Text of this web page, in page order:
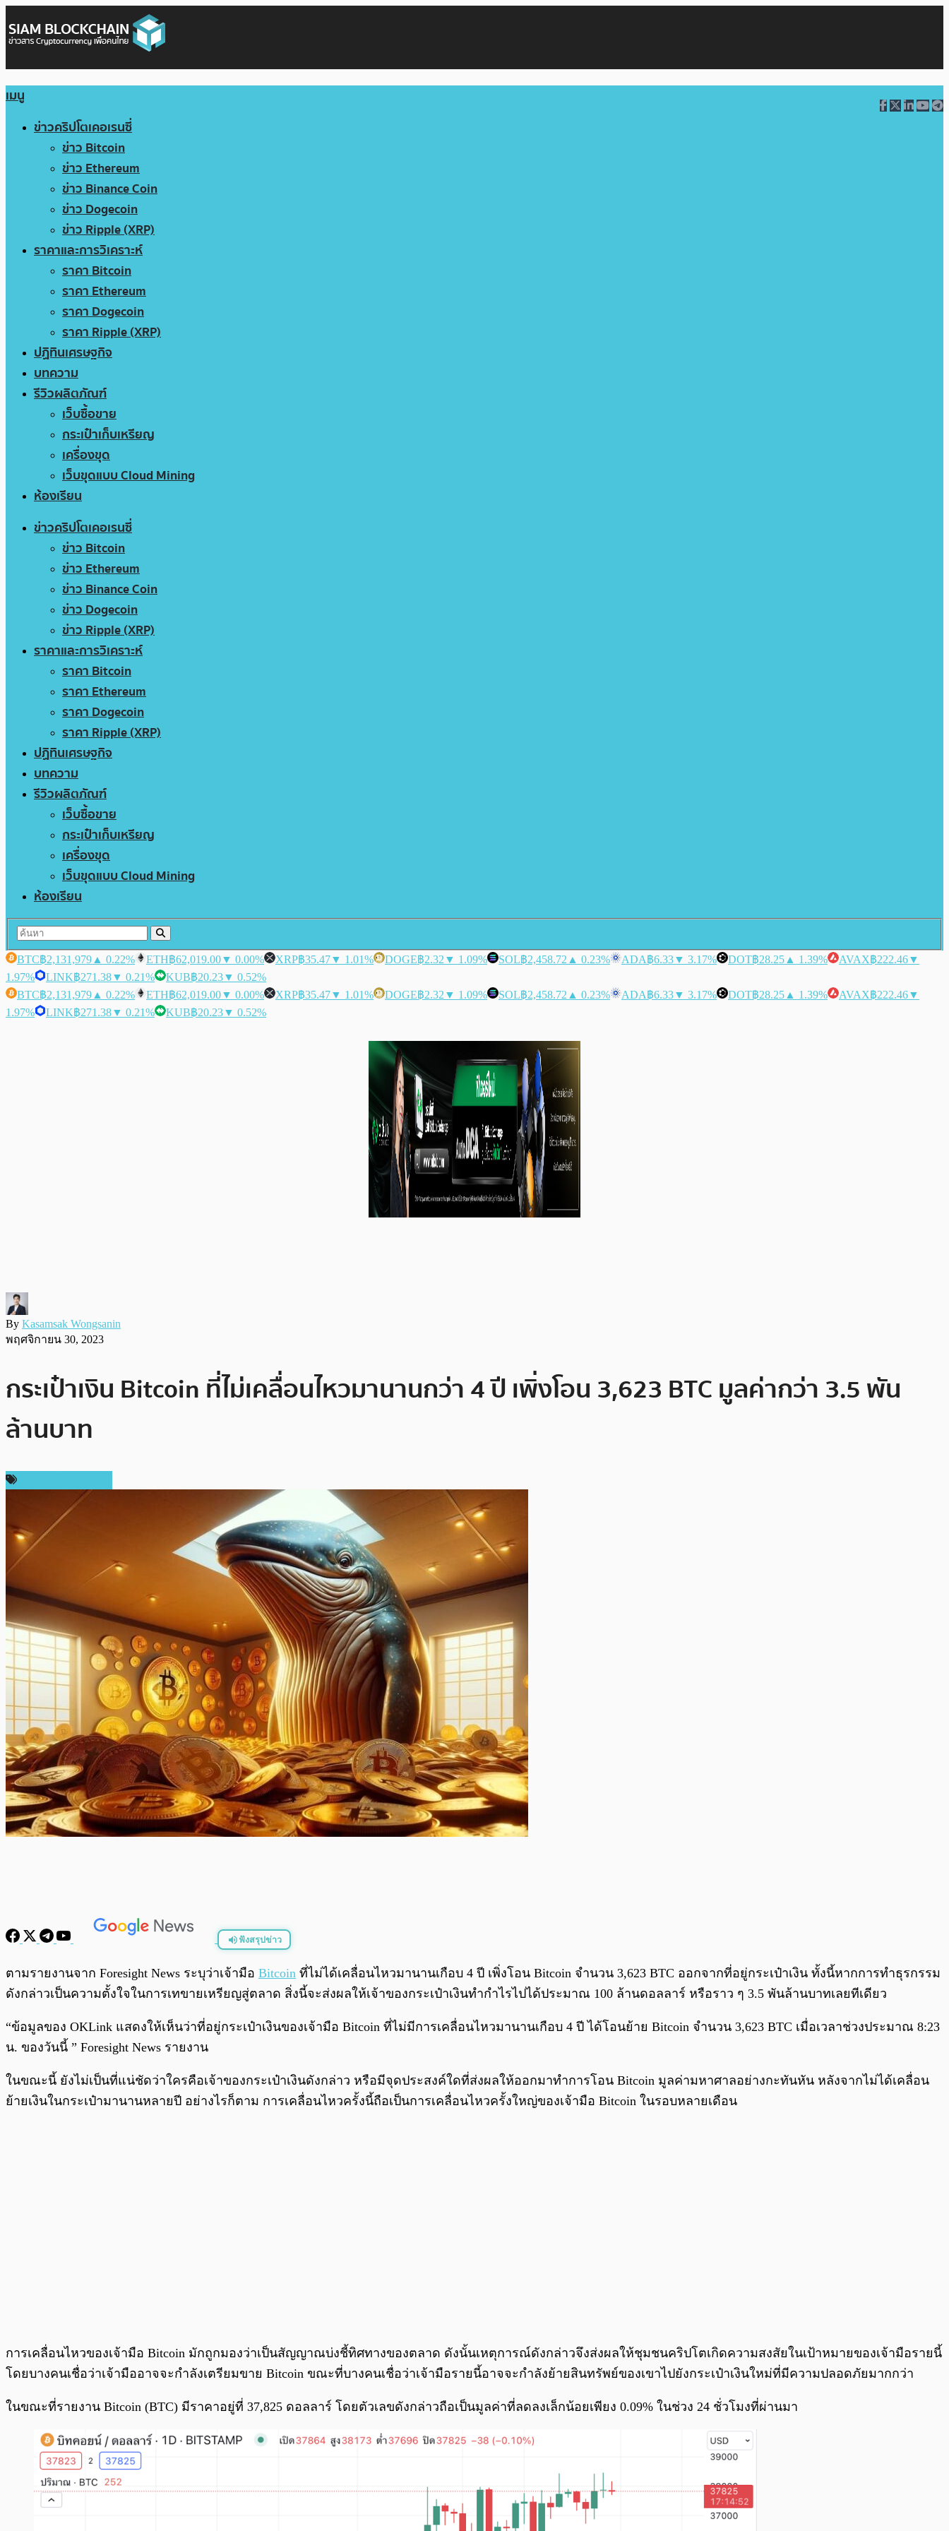
เมนู
ข่าวคริปโตเคอเรนซี่
ข่าว Bitcoin
ข่าว Ethereum
ข่าว Binance Coin
ข่าว Dogecoin
ข่าว Ripple (XRP)
ราคาและการวิเคราะห์
ราคา Bitcoin
ราคา Ethereum
ราคา Dogecoin
ราคา Ripple (XRP)
ปฏิทินเศรษฐกิจ
บทความ
รีวิวผลิตภัณฑ์
เว็บซื้อขาย
กระเป๋าเก็บเหรียญ
เครื่องขุด
เว็บขุดแบบ Cloud Mining
ห้องเรียน
ข่าวคริปโตเคอเรนซี่
ข่าว Bitcoin
ข่าว Ethereum
ข่าว Binance Coin
ข่าว Dogecoin
ข่าว Ripple (XRP)
ราคาและการวิเคราะห์
ราคา Bitcoin
ราคา Ethereum
ราคา Dogecoin
ราคา Ripple (XRP)
ปฏิทินเศรษฐกิจ
บทความ
รีวิวผลิตภัณฑ์
เว็บซื้อขาย
กระเป๋าเก็บเหรียญ
เครื่องขุด
เว็บขุดแบบ Cloud Mining
ห้องเรียน
BTC฿2,131,979 ▲ 0.22% ETH฿62,019.00▼ 0.00% XRP฿35.47▼ 1.01% DOGE฿2.32 ▼ 1.09% SOL฿2,458.72 ▲ 0.23% ADA฿6.33▼ 3.17% DOT฿28.25 ▲ 1.39% AVAX฿222.46▼
1.97%
LINK฿271.38▼ 0.21% KUB฿20.23▼ 0.52%
BTC฿2,131,979 ▲ 0.22% ETH฿62,019.00▼ 0.00% XRP฿35.47▼ 1.01% DOGE฿2.32 ▼ 1.09% SOL฿2,458.72 ▲ 0.23% ADA฿6.33▼ 3.17% DOT฿28.25 ▲ 1.39% AVAX฿222.46▼
1.97%
LINK฿271.38▼ 0.21% KUB฿20.23▼ 0.52%
By Kasamsak Wongsanin
พฤศจิกายน 30, 2023
กระเป๋าเงิน Bitcoin ที่ไม่เคลื่อนไหวมานานกว่า 4 ปี เพิ่งโอน 3,623 BTC มูลค่ากว่า 3.5 พัน
ล้านบาท
ฟังสรุปข่าว
0:00
ตามรายงานจาก Foresight News ระบุว่าเจ้ามือ Bitcoin ที่ไม่ได้เคลื่อนไหวมานานเกือบ 4 ปี เพิ่งโอน Bitcoin จำนวน 3,623 BTC ออกจากที่อยู่กระเป๋าเงิน ทั้งนี้หากการทำธุรกรรม
ดังกล่าวเป็นความตั้งใจในการเทขายเหรียญสู่ตลาด สิ่งนี้จะส่งผลให้เจ้าของกระเป๋าเงินทำกำไรไปได้ประมาณ 100 ล้านดอลลาร์ หรือราว ๆ 3.5 พันล้านบาทเลยทีเดียว
“ข้อมูลของ OKLink แสดงให้เห็นว่าที่อยู่กระเป๋าเงินของเจ้ามือ Bitcoin ที่ไม่มีการเคลื่อนไหวมานานเกือบ 4 ปี ได้โอนย้าย Bitcoin จำนวน 3,623 BTC เมื่อเวลาช่วงประมาณ 8:23
น. ของวันนี้ ” Foresight News รายงาน
ในขณะนี้ ยังไม่เป็นที่แน่ชัดว่าใครคือเจ้าของกระเป๋าเงินดังกล่าว หรือมีจุดประสงค์ใดที่ส่งผลให้ออกมาทำการโอน Bitcoin มูลค่ามหาศาลอย่างกะทันหัน หลังจากไม่ได้เคลื่อน
ย้ายเงินในกระเป๋ามานานหลายปี อย่างไรก็ตาม การเคลื่อนไหวครั้งนี้ถือเป็นการเคลื่อนไหวครั้งใหญ่ของเจ้ามือ Bitcoin ในรอบหลายเดือน
การเคลื่อนไหวของเจ้ามือ Bitcoin มักถูกมองว่าเป็นสัญญาณบ่งชี้ทิศทางของตลาด ดังนั้นเหตุการณ์ดังกล่าวจึงส่งผลให้ชุมชนคริปโตเกิดความสงสัยในเป้าหมายของเจ้ามือรายนี้
โดยบางคนเชื่อว่าเจ้ามืออาจจะกำลังเตรียมขาย Bitcoin ขณะที่บางคนเชื่อว่าเจ้ามือรายนี้อาจจะกำลังย้ายสินทรัพย์ของเขาไปยังกระเป๋าเงินใหม่ที่มีความปลอดภัยมากกว่า
ในขณะที่รายงาน Bitcoin (BTC) มีราคาอยู่ที่ 37,825 ดอลลาร์ โดยตัวเลขดังกล่าวถือเป็นมูลค่าที่ลดลงเล็กน้อยเพียง 0.09% ในช่วง 24 ชั่วโมงที่ผ่านมา